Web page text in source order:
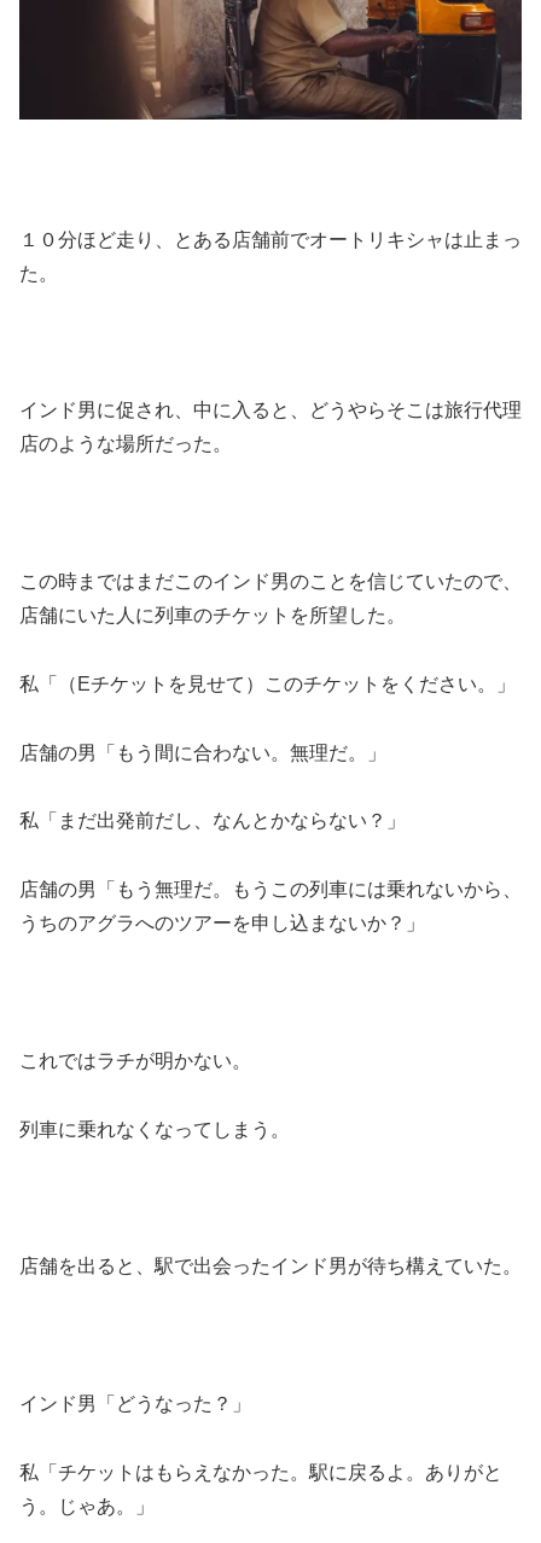
１０分ほど走り、とある店舗前でオートリキシャは止まっ
た。
インド男に促され、中に入ると、どうやらそこは旅行代理
店のような場所だった。
この時まではまだこのインド男のことを信じていたので、
店舗にいた人に列車のチケットを所望した。
私「（Eチケットを見せて）このチケットをください。」
店舗の男「もう間に合わない。無理だ。」
私「まだ出発前だし、なんとかならない？」
店舗の男「もう無理だ。もうこの列車には乗れないから、
うちのアグラへのツアーを申し込まないか？」
これではラチが明かない。
列車に乗れなくなってしまう。
店舗を出ると、駅で出会ったインド男が待ち構えていた。
インド男「どうなった？」
私「チケットはもらえなかった。駅に戻るよ。ありがと
う。じゃあ。」